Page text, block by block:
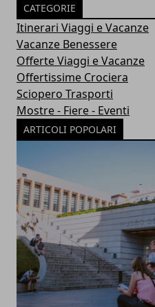
CATEGORIE
Itinerari Viaggi e Vacanze
Vacanze Benessere
Offerte Viaggi e Vacanze
Offertissime Crociera
Sciopero Trasporti
Mostre - Fiere - Eventi
ARTICOLI POPOLARI